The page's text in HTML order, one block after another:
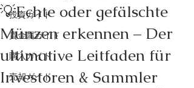
投資ガイド
貴金属ガイド
購入ガイド
売却ガイド
💡Echte oder gefälschte
Münzen erkennen – Der
ultimative Leitfaden für
Investoren & Sammler